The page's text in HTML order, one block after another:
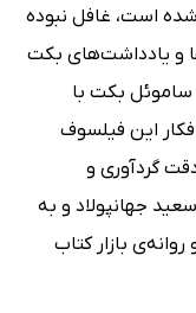
شده است، غافل نبوده
و یادداشت‌های بکت
ساموئل بکت با
این فیلسوف
گردآوری و
جهانپولاد و به
بازار کتاب